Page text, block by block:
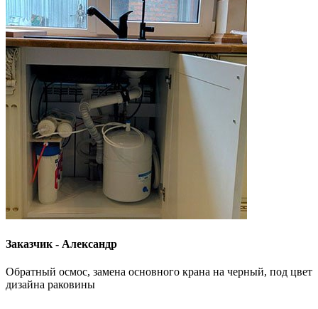
Заказчик - Александр
Обратный осмос, замена основного крана на черный, под цвет
дизайна раковины